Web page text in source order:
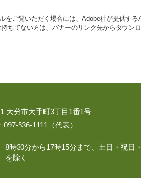
をご覧いただく場合には、Adobe社が提供する
ちでない方は、バナーのリンク先からダウン
大分市大手町3丁目1番1号
097-536-1111（代表）
8時30分から17時15分まで、土日・祝日
を除く